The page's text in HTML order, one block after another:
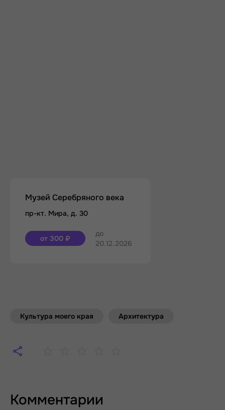
Музей Серебряного века
пр-кт. Мира, д. 30
от 300 ₽
до
20.12.2026
Культура моего края Архитектура
Комментарии